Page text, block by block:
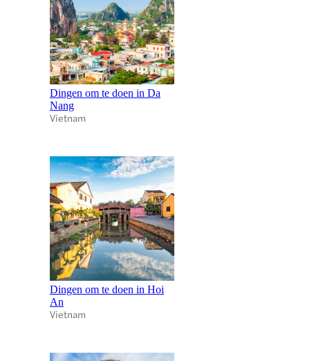
Dingen om te doen in Da
Nang
Vietnam
Dingen om te doen in Hoi
An
Vietnam